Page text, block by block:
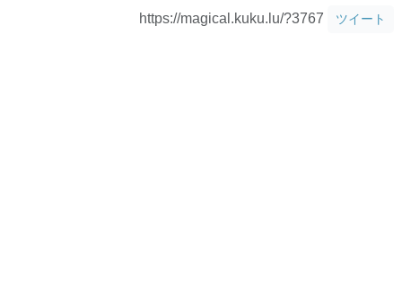
https://magical.kuku.lu/?3767 ツイート